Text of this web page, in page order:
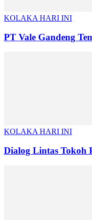
KOLAKA HARI INI
PT Vale Gandeng
KOLAKA HARI INI
Dialog Lintas Tokoh